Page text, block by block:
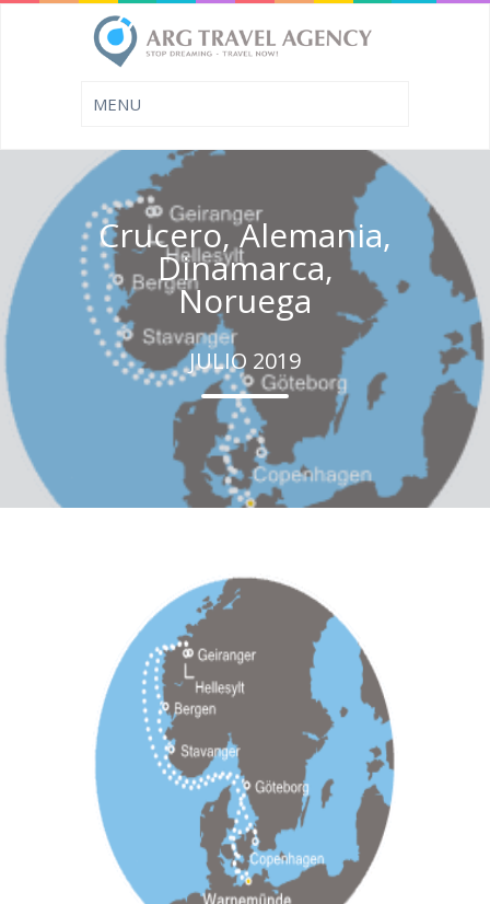
Crucero, Alemania,
Dinamarca,
Noruega
JULIO 2019